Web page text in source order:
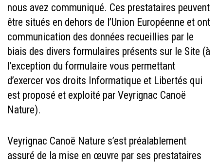
nous avez communiqué. Ces prestataires peuvent
être situés en dehors de l’Union Européenne et ont
communication des données recueillies par le
biais des divers formulaires présents sur le Site (à
l’exception du formulaire vous permettant
d’exercer vos droits Informatique et Libertés qui
est proposé et exploité par Veyrignac Canoë
Nature).
Veyrignac Canoë Nature s’est préalablement
assuré de la mise en œuvre par ses prestataires